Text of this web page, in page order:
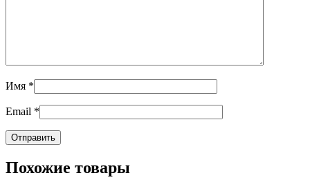
Имя *
Email *
Похожие товары